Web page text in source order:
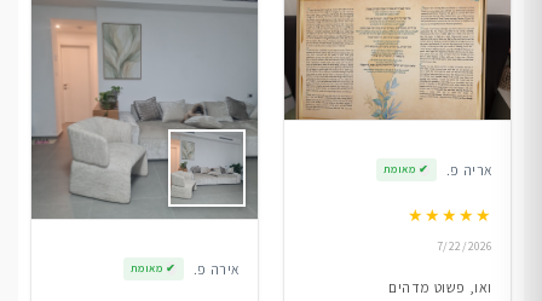
אריה פ. ✔ מאומת
★★★★★
7/22/2026
ואו, פשוט מדהים
אירה פ. ✔ מאומת